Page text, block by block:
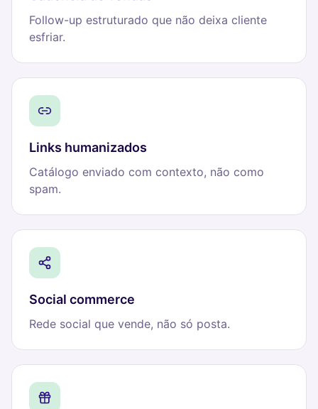
Follow-up estruturado que não deixa cliente
esfriar.
Links humanizados
Catálogo enviado com contexto, não como
spam.
Social commerce
Rede social que vende, não só posta.